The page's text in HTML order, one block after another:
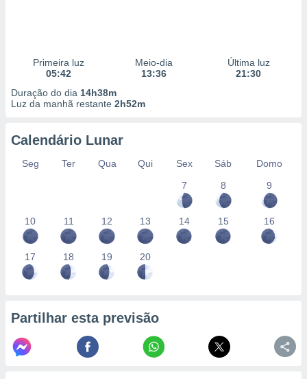
Primeira luz
05:42
Meio-dia
13:36
Última luz
21:30
Duração do dia 14h38m
Luz da manhã restante 2h52m
Calendário Lunar
Seg Ter Qua Qui Sex Sáb
Domo
7
8 9
10 11 12 13 14 15 16
17 18 19 20
Partilhar esta previsão